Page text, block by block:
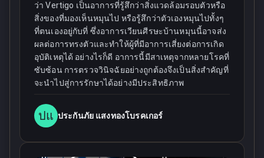
ว่า Vertigo เป็นอาการที่รู้สึกว่าสิ่งแวดล้อมรอบตัวหรือ
สิ่งของที่มองเห็นหมุนไป หรือรู้สึกว่าตัวเองหมุนไปทั้งๆ
ที่ตนเองอยู่กับที่ ซึ่งอาการเวียนศีรษะบ้านหมุนนี้อาจส่ง
ผลต่อการทรงตัวและทำให้ผู้ที่มีอาการเสี่ยงต่อการเกิด
อุบัติเหตุได้ อย่างไรก็ดี อาการนี้มีสาเหตุจากหลายโรคที่
ซับซ้อน การตรวจวินิจฉัยอย่างถูกต้องจึงเป็นสิ่งสำคัญที่
จะนำไปสู่การรักษาได้อย่างมีประสิทธิภาพ
ปแ ประกันภัย แสงทองโบรคเกอร์